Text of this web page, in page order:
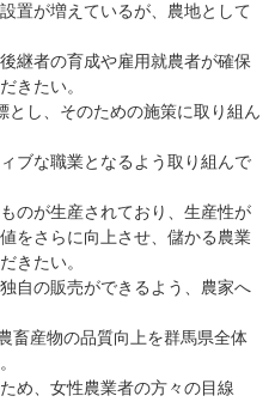
置が増えているが、農地として
継者の育成や雇用就農者が確保
きたい。
とし、そのための施策に取り組ん
ブな職業となるよう取り組んで
のが生産されており、生産性が
をさらに向上させ、儲かる農業
きたい。
自の販売ができるよう、農家へ
畜産物の品質向上を群馬県全体
め、女性農業者の方々の目線